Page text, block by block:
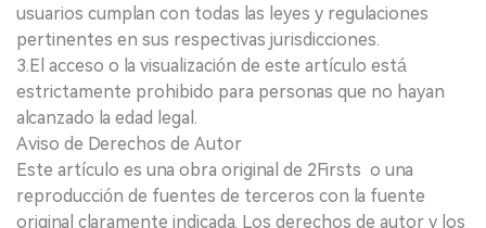
usuarios cumplan con todas las leyes y regulaciones
pertinentes en sus respectivas jurisdicciones.
3.El acceso o la visualización de este artículo está
estrictamente prohibido para personas que no hayan
alcanzado la edad legal.
Aviso de Derechos de Autor
Este artículo es una obra original de 2Firsts o una
reproducción de fuentes de terceros con la fuente
original claramente indicada. Los derechos de autor y los